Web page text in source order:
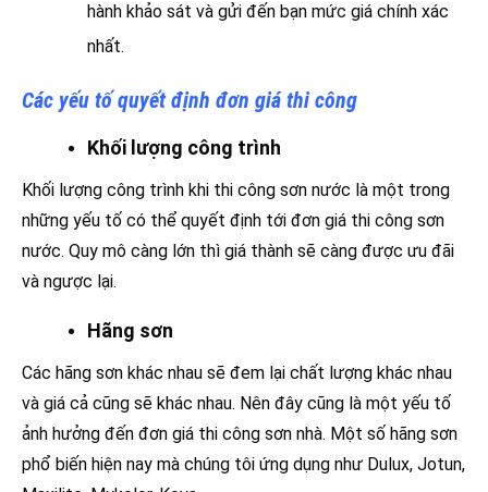
hành khảo sát và gửi đến bạn mức giá chính xác
nhất.
Các yếu tố quyết định đơn giá thi công
Khối lượng công trình
Khối lượng công trình khi thi công sơn nước là một trong
những yếu tố có thể quyết định tới đơn giá thi công sơn
nước. Quy mô càng lớn thì giá thành sẽ càng được ưu đãi
và ngược lại.
Hãng sơn
Các hãng sơn khác nhau sẽ đem lại chất lượng khác nhau
và giá cả cũng sẽ khác nhau. Nên đây cũng là một yếu tố
ảnh hưởng đến đơn giá thi công sơn nhà. Một số hãng sơn
phổ biến hiện nay mà chúng tôi ứng dụng như Dulux, Jotun,